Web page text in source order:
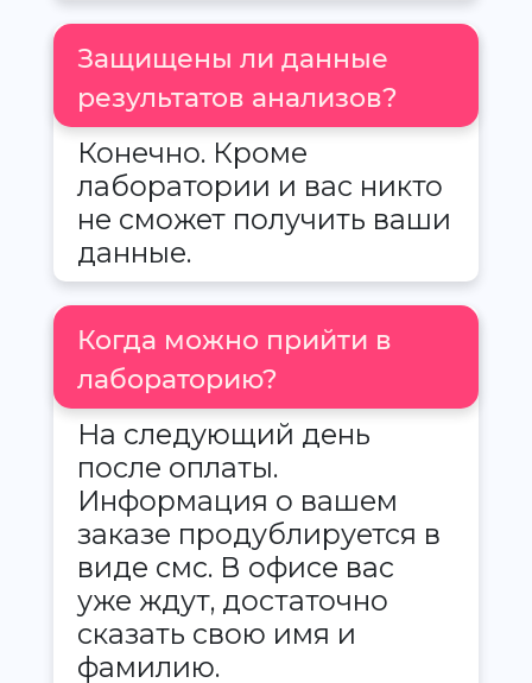
Защищены ли данные
результатов анализов?
Конечно. Кроме
лаборатории и вас никто
не сможет получить ваши
данные.
Когда можно прийти в
лабораторию?
На следующий день
после оплаты.
Информация о вашем
заказе продублируется в
виде смс. В офисе вас
уже ждут, достаточно
сказать свою имя и
фамилию.